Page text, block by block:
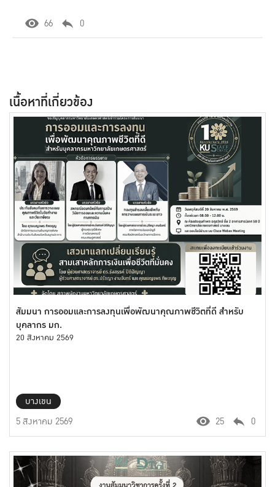
66 0
เนื้อหาที่เกี่ยวข้อง
สัมมนา การออมและการลงทุนเพื่อพัฒนาคุณภาพชีวิตที่ดี สำหรับ
บุคลากร มก.
20 สิงหาคม 2569
บางเขน
5 สิงหาคม 2569
25 0